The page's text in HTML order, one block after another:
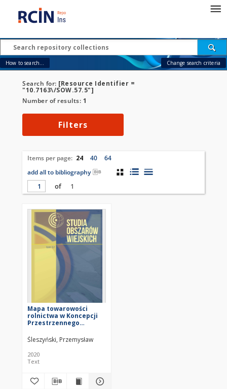
How to search... Change search criteria
Search for: [Resource Identifier =
"10.7163\/SOW.57.5"]
Number of results: 1
Filters
Items per page: 24 40
64
add all to bibliography
of
1
Mapa towarowości
rolnictwa w Koncepcji
Przestrzennego
Kraju 2030 = Map of
agricultural commodity
in the National Spatial
Development Concept
2030
Śleszyński, Przemysław
2020
Text